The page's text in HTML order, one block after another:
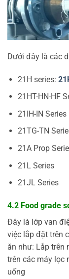
Dưới đây là các
21H series:
21HT-HN-HF
21IH-IN Series
21TG-TN
21A Prop
21L Series
21JL Series
4.2 Food grade
Đây là lớp van
việc lắp đặt trên
ăn như: Lắp trên
trên các máy lọc
uống